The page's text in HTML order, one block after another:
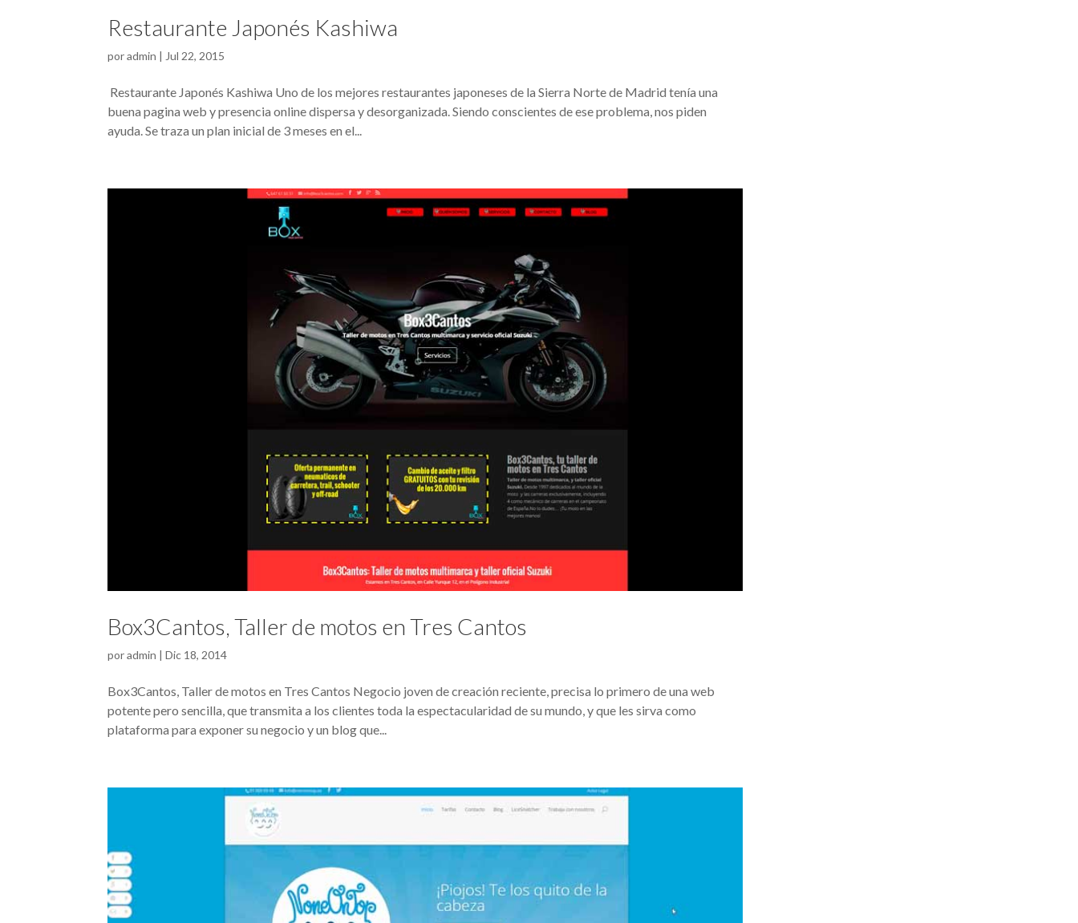
Restaurante Japonés Kashiwa
poradmin |Jul 22, 2015
Restaurante Japonés Kashiwa Uno de los mejores restaurantes japoneses de la Sierra Norte de Madrid tenía una
buena pagina web y presencia online dispersa y desorganizada. Siendo conscientes de ese problema, nos piden
ayuda. Se traza un plan inicial de 3 meses en el...
Box3Cantos, Taller de motos en Tres Cantos
poradmin |Dic 18, 2014
Box3Cantos, Taller de motos en Tres Cantos Negocio joven de creación reciente, precisa lo primero de una web
potente pero sencilla, que transmita a los clientes toda la espectacularidad de su mundo, y que les sirva como
plataforma para exponer su negocio y un blog que...